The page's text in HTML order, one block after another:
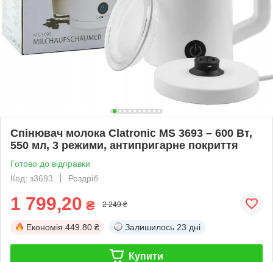
Спінювач молока Clatronic MS 3693 – 600 Вт,
550 мл, 3 режими, антипригарне покриття
Готово до відправки
Код: з3693
Роздріб
1 799,20 ₴ 2 249 ₴
Економія 449.80 ₴ Залишилось 23 дні
Купити